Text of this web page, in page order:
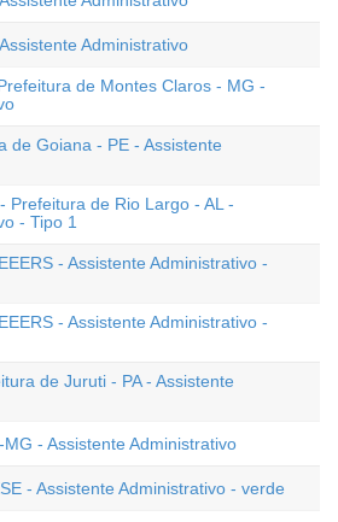
Administrativo
de Montes Claros - MG -
de Goiana - PE - Assistente
Prefeitura de Rio Largo - AL -
- Tipo 1
- Assistente Administrativo -
- Assistente Administrativo -
de Juruti - PA - Assistente
- Assistente Administrativo
- Assistente Administrativo - verde